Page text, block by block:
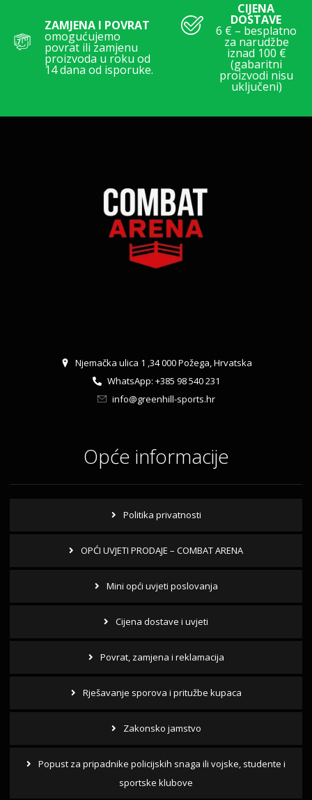
ZAMJENA I POVRAT
omogućujemo
povrat ili zamjenu
proizvoda u roku od
14 dana od isporuke.
CIJENA
DOSTAVE
6 € – besplatno
za narudžbe
iznad 100 €
(gabaritni
proizvodi nisu
uključeni)
Njemačka ulica 1 ,34 000 Požega, Hrvatska
WhatsApp: +385 98 540 231
info@greenhill-sports.hr
Opće informacije
Politika privatnosti
OPĆI UVJETI PRODAJE – COMBAT ARENA
Mini opći uvjeti poslovanja
Cijena dostave i uvjeti
Povrat, zamjena i reklamacija
Rješavanje sporova i pritužbe kupaca
Zakonsko jamstvo
Popust za pripadnike policijskih snaga ili vojske, studente i
sportske klubove